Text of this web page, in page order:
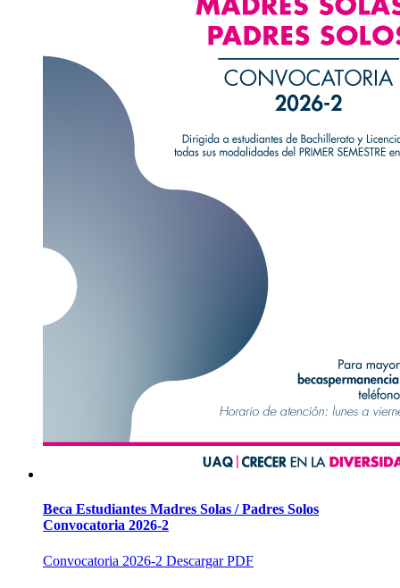
Beca Estudiantes Madres Solas / Padres Solos
Convocatoria 2026-2
Convocatoria 2026-2 Descargar PDF